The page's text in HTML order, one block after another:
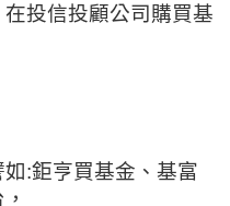
投信投顧公司購買基
:鉅亨買基金、基富